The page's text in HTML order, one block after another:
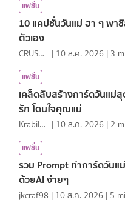
แฟชั่น
10 แคปชั่นวันแม่ ฮา ๆ พาชิล ชวนแม่พักและรัก
ตัวเอง
CRUSHที่แปลว่าแอบชอบ | 10 ส.ค. 2026 | 3
แฟชั่น
เคล็ดลับสร้างการ์ดวันแม่
รัก โดนใจคุณแม่
KrabiInsight | 10 ส.ค. 2026 | 2
แฟชั่น
รวม Prompt ทำการ์ดวันแ
ด้วยAI ง่ายๆ
jkcraf98 | 10 ส.ค. 2026 | 5